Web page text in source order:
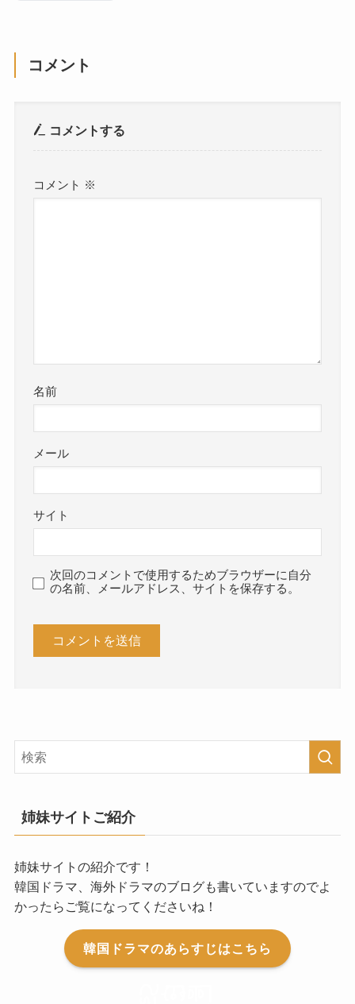
コメント
コメントする
コメント ※
名前
メール
サイト
次回のコメントで使用するためブラウザーに自分
の名前、メールアドレス、サイトを保存する。
姉妹サイトご紹介
姉妹サイトの紹介です！
韓国ドラマ、海外ドラマのブログも書いていますのでよ
かったらご覧になってくださいね！
韓国ドラマのあらすじはこちら